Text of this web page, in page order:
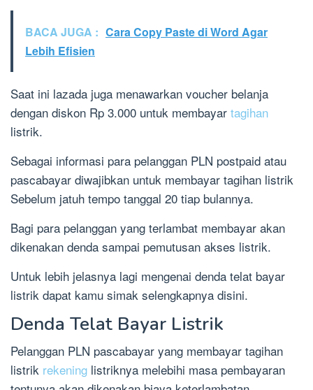
BACA JUGA : Cara Copy Paste di Word Agar
Lebih Efisien
Saat ini lazada juga menawarkan voucher belanja
dengan diskon Rp 3.000 untuk membayar tagihan
listrik.
Sebagai informasi para pelanggan PLN postpaid atau
pascabayar diwajibkan untuk membayar tagihan listrik
Sebelum jatuh tempo tanggal 20 tiap bulannya.
Bagi para pelanggan yang terlambat membayar akan
dikenakan denda sampai pemutusan akses listrik.
Untuk lebih jelasnya lagi mengenai denda telat bayar
listrik dapat kamu simak selengkapnya disini.
Denda Telat Bayar Listrik
Pelanggan PLN pascabayar yang membayar tagihan
listrik rekening listriknya melebihi masa pembayaran